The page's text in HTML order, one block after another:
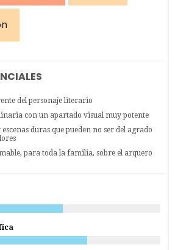
del personaje literario
con un apartado visual muy potente
duras que pueden no ser del agrado
para toda la familia, sobre el arquero